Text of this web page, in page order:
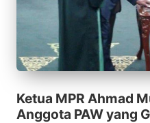
Ketua MPR Ahmad
Anggota PAW yang